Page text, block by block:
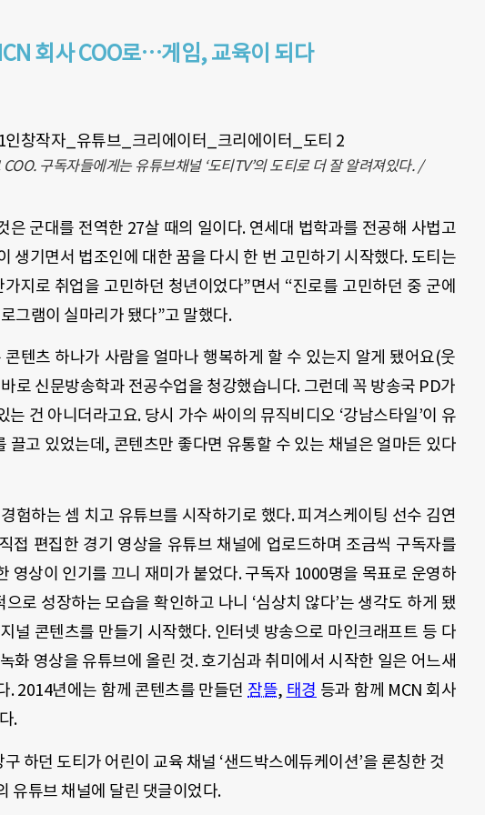
회사 COO로…게임, 교육이 되다
구독자들에게는 유튜브채널 ‘도티TV’의 도티로 더 잘 알려져있다. /
은 군대를 전역한 27살 때의 일이다. 연세대 법학과를 전공해 사법고
생기면서 법조인에 대한 꿈을 다시 한 번 고민하기 시작했다. 도티는
지로 취업을 고민하던 청년이었다”면서 “진로를 고민하던 중 군에
그램이 실마리가 됐다”고 말했다.
텐츠 하나가 사람을 얼마나 행복하게 할 수 있는지 알게 됐어요(웃
로 신문방송학과 전공수업을 청강했습니다. 그런데 꼭 방송국 PD가
건 아니더라고요. 당시 가수 싸이의 뮤직비디오 ‘강남스타일’이 유
끌고 있었는데, 콘텐츠만 좋다면 유통할 수 있는 채널은 얼마든 있다
험하는 셈 치고 유튜브를 시작하기로 했다. 피겨스케이팅 선수 김연
접 편집한 경기 영상을 유튜브 채널에 업로드하며 조금씩 구독자를
영상이 인기를 끄니 재미가 붙었다. 구독자 1000명을 목표로 운영하
로 성장하는 모습을 확인하고 나니 ‘심상치 않다’는 생각도 하게 됐
널 콘텐츠를 만들기 시작했다. 인터넷 방송으로 마인크래프트 등 다
화 영상을 유튜브에 올린 것. 호기심과 취미에서 시작한 일은 어느새
. 2014년에는 함께 콘텐츠를 만들던 잠뜰, 태경 등과 함께 MCN 회사
.
하던 도티가 어린이 교육 채널 ‘샌드박스에듀케이션’을 론칭한 것
유튜브 채널에 달린 댓글이었다.